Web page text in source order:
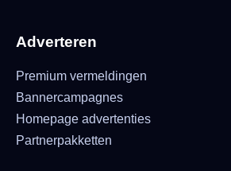
Adverteren
Premium vermeldingen
Bannercampagnes
Homepage advertenties
Partnerpakketten